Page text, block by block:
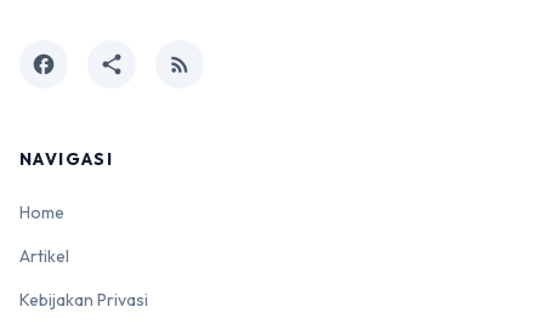
facebook share rss_feed
NAVIGASI
Home
Artikel
Kebijakan Privasi